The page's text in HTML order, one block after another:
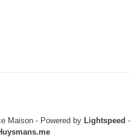
Maison - Powered by Lightspeed -